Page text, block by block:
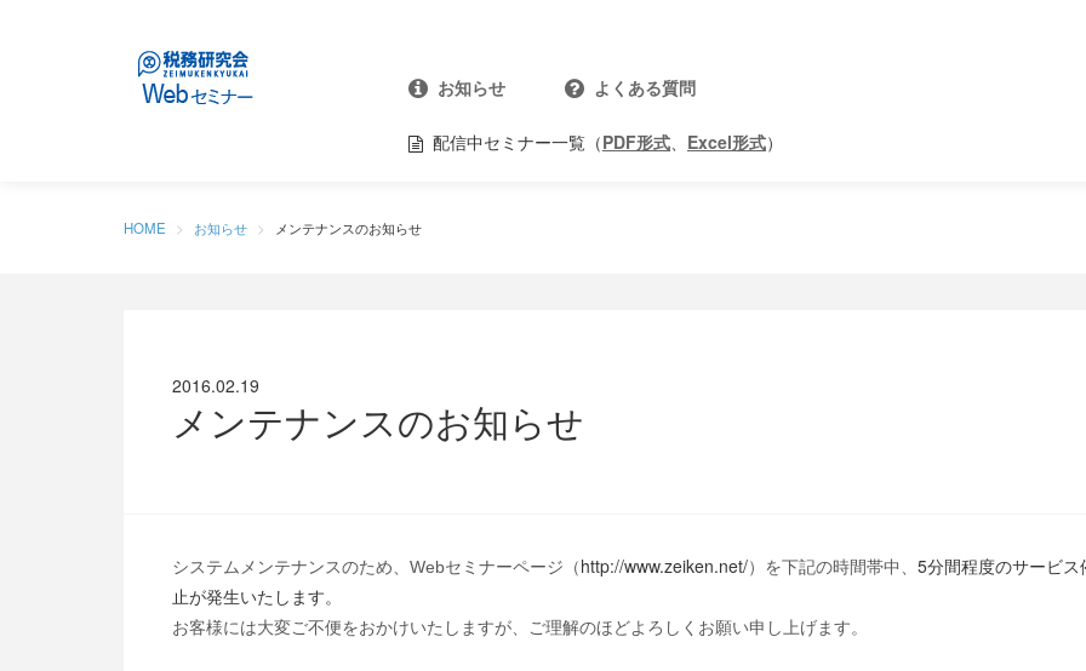
お知らせ よくある質問
配信中セミナー一覧（PDF形式、 Excel形式）
HOME お知らせ メンテナンスのお知らせ
2016.02.19
メンテナンスのお知らせ
システムメンテナンスのため、Webセミナーページ（http://www.zeiken.net/）を下記の時間帯中、 5分間程度のサービス
止が発生いたします。
お客様には大変ご不便をおかけいたしますが、ご理解のほどよろしくお願い申し上げます。